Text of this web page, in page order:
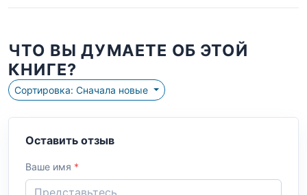
ЧТО ВЫ ДУМАЕТЕ ОБ ЭТОЙ
КНИГЕ?
Сортировка: Сначала новые
Оставить отзыв
Ваше имя *